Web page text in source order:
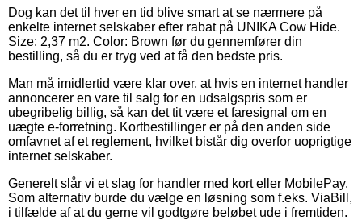
Dog kan det til hver en tid blive smart at se nærmere på
enkelte internet selskaber efter rabat på UNIKA Cow Hide.
Size: 2,37 m2. Color: Brown før du gennemfører din
bestilling, så du er tryg ved at få den bedste pris.
Man må imidlertid være klar over, at hvis en internet handler
annoncerer en vare til salg for en udsalgspris som er
ubegribelig billig, så kan det tit være et faresignal om en
uægte e-forretning. Kortbestillinger er på den anden side
omfavnet af et reglement, hvilket bistår dig overfor uoprigtige
internet selskaber.
Generelt slår vi et slag for handler med kort eller MobilePay.
Som alternativ burde du vælge en løsning som f.eks. ViaBill,
i tilfælde af at du gerne vil godtgøre beløbet ude i fremtiden.